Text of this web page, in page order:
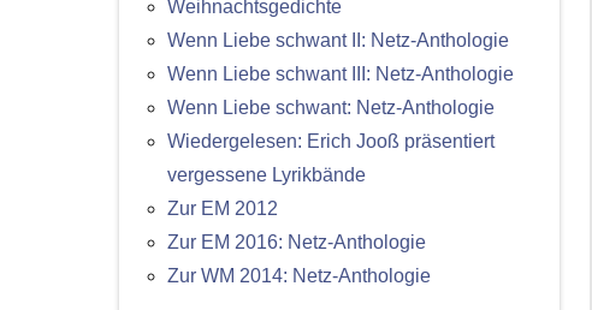
Weihnachtsgedichte
Wenn Liebe schwant II: Netz-Anthologie
Wenn Liebe schwant III: Netz-Anthologie
Wenn Liebe schwant: Netz-Anthologie
Wiedergelesen: Erich Jooß präsentiert
vergessene Lyrikbände
Zur EM 2012
Zur EM 2016: Netz-Anthologie
Zur WM 2014: Netz-Anthologie